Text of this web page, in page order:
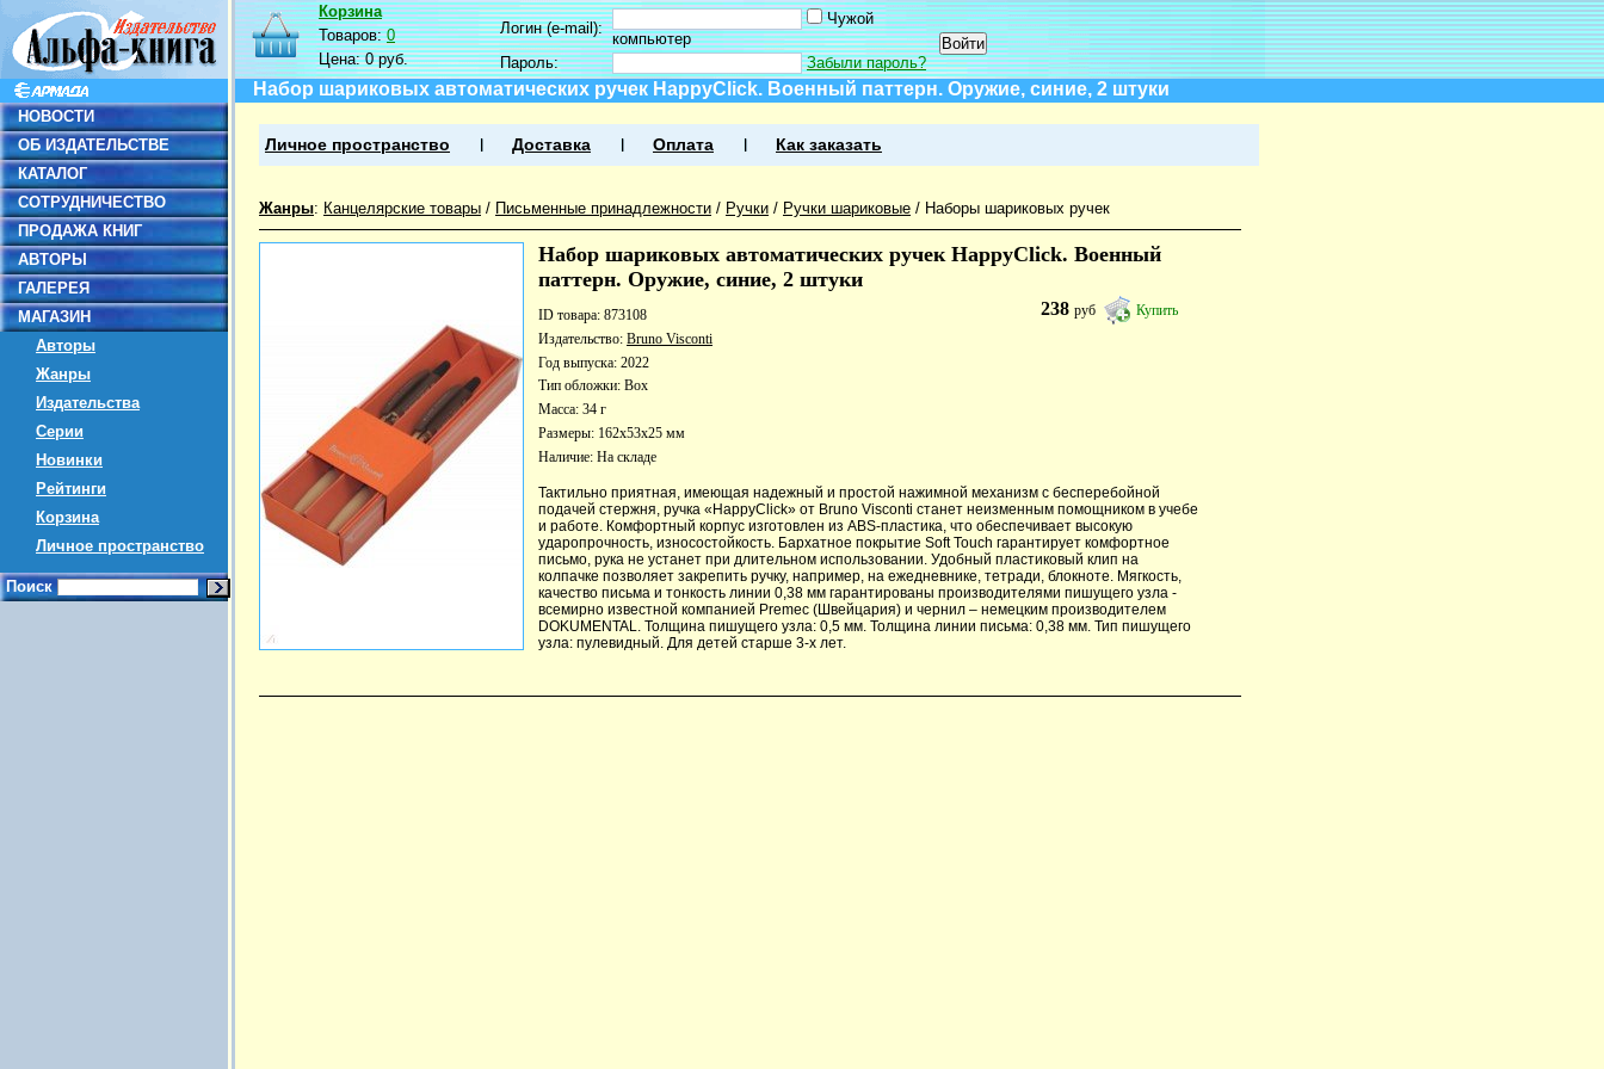
НОВОСТИ
ОБ ИЗДАТЕЛЬСТВЕ
КАТАЛОГ
СОТРУДНИЧЕСТВО
ПРОДАЖА КНИГ
АВТОРЫ
ГАЛЕРЕЯ
МАГАЗИН
Авторы
Жанры
Издательства
Серии
Новинки
Рейтинги
Корзина
Личное пространство
Поиск
Корзина
Товаров:0
Цена:0 руб.
Логин (e-mail):
Чужой
компьютер
Пароль:
Забыли пароль?
Набор шариковых автоматических ручек HappyClick. Военный паттерн. Оружие, синие, 2 штуки
Личное пространство Доставка Оплата Как заказать
Жанры: Канцелярские товары / Письменные принадлежности / Ручки / Ручки шариковые / Наборы шариковых ручек
Набор шариковых автоматических ручек HappyClick. Военный
паттерн. Оружие, синие, 2 штуки
238руб Купить
ID товара: 873108
Издательство: Bruno Visconti
Год выпуска: 2022
Тип обложки: Box
Масса: 34 г
Размеры: 162x53x25 мм
Наличие: На складе
Тактильно приятная, имеющая надежный и простой нажимной механизм с бесперебойной
подачей стержня, ручка «HappyClick» от Bruno Visconti станет неизменным помощником в учебе
и работе. Комфортный корпус изготовлен из ABS-пластика, что обеспечивает высокую
ударопрочность, износостойкость. Бархатное покрытие Soft Touch гарантирует комфортное
письмо, рука не устанет при длительном использовании. Удобный пластиковый клип на
колпачке позволяет закрепить ручку, например, на ежедневнике, тетради, блокноте. Мягкость,
качество письма и тонкость линии 0,38 мм гарантированы производителями пишущего узла -
всемирно известной компанией Premec (Швейцария) и чернил – немецким производителем
DOKUMENTAL. Толщина пишущего узла: 0,5 мм. Толщина линии письма: 0,38 мм. Тип пишущего
узла: пулевидный. Для детей старше 3-х лет.